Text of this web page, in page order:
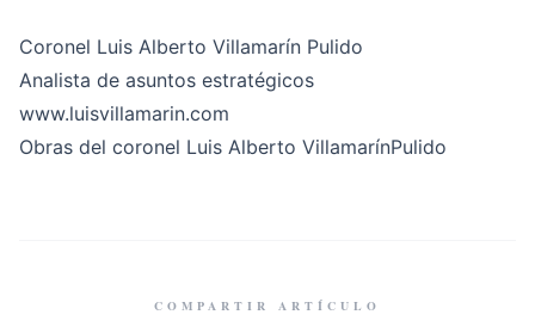
Coronel Luis Alberto Villamarín Pulido
Analista de asuntos estratégicos
www.luisvillamarin.com
Obras del coronel Luis Alberto VillamarínPulido
COMPARTIR ARTÍCULO